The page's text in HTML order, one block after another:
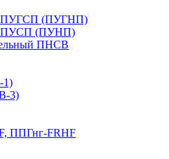
ПУГСП (ПУГНП)
ПУСП (ПУНП)
ПНСВ
1)
3)
ППГнг-FRHF